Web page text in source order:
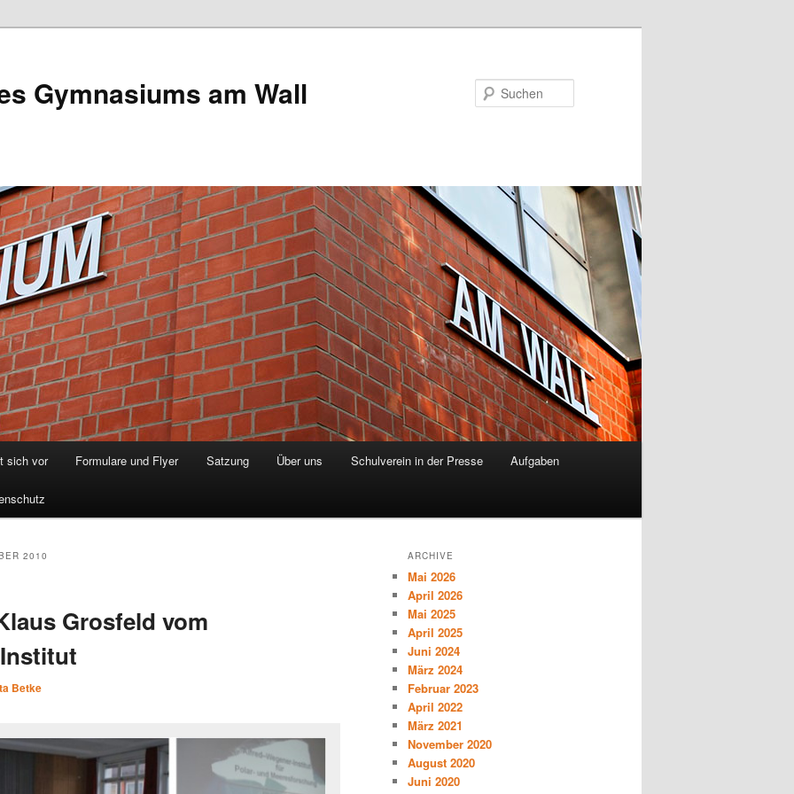
Gymnasiums am Wall
sich vor Formulare und Flyer Satzung Über uns Schulverein in der Presse Aufgaben
2010
Grosfeld vom
Betke
ARCHIVE
Mai 2026
April 2026
Mai 2025
April 2025
Juni 2024
März 2024
Februar 2023
April 2022
März 2021
November 2020
August 2020
Juni 2020